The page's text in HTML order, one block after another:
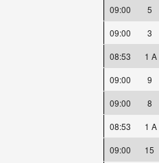
09:00
5
09:00
3
08:53
1 A
09:00
9
09:00
8
08:53
1 A
09:00
15